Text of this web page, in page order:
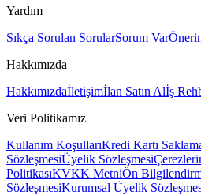
Yardım
Sıkça Sorulan SorularSorum Var
Hakkımızda
Hakkımızdaİletişimİlan Satın Alİş
Veri Politikamız
Kullanım KoşullarıKredi Kartı
SözleşmesiÜyelik Sözleşmesi
PolitikasıKVKK MetniÖn
SözleşmesiKurumsal Üyelik